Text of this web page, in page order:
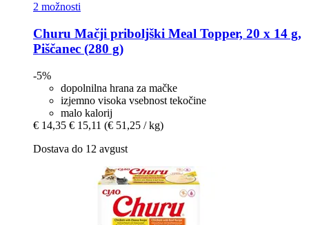
2 možnosti
Churu Mačji priboljški Meal Topper, 20 x 14 g,
Piščanec (280 g)
-5%
dopolnilna hrana za mačke
izjemno visoka vsebnost tekočine
malo kalorij
€ 14,35 € 15,11 (€ 51,25 / kg)
Dostava do 12 avgust